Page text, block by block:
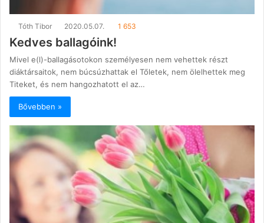
Tóth Tibor 2020.05.07. 1 653
Kedves ballagóink!
Mivel e(l)-ballagásotokon személyesen nem vehettek részt
diáktársaitok, nem búcsúzhattak el Tőletek, nem ölelhettek meg
Titeket, és nem hangozhatott el az…
Bővebben »